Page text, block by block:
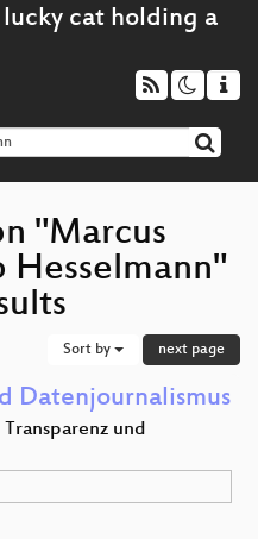
"Marcus
Hesselmann"
Sort by next page
Datenjournalismus
und